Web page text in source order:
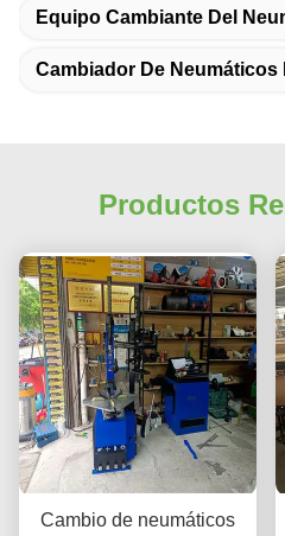
Equipo Cambiante Del
Cambiador De Neumáticos
Productos
Cambio de neumáticos